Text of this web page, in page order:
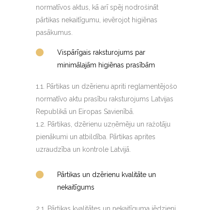
normatīvos aktus, kā arī spēj nodrošināt
pārtikas nekaitīgumu, ievērojot higiēnas
pasākumus.
Vispārīgais raksturojums par
minimālajām higiēnas prasībām
1.1. Pārtikas un dzērienu apriti reglamentējošo
normatīvo aktu prasību raksturojums Latvijas
Republikā un Eiropas Savienībā.
1.2. Pārtikas, dzērienu uzņēmēju un ražotāju
pienākumi un atbildība. Pārtikas aprites
uzraudzība un kontrole Latvijā.
Pārtikas un dzērienu kvalitāte un
nekaitīgums
2.1. Pārtikas kvalitātes un nekaitīguma jēdzieni.